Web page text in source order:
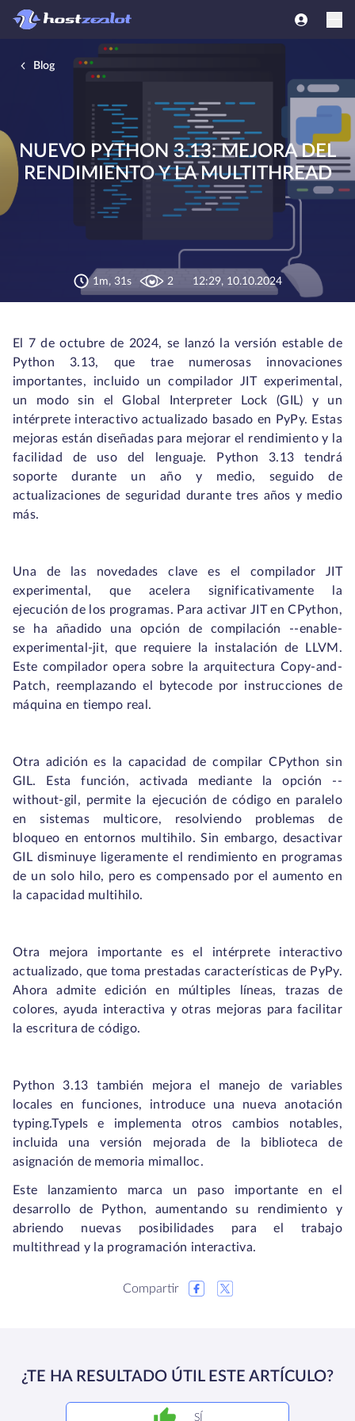
Blog
NUEVO PYTHON 3.13: MEJORA DEL
RENDIMIENTO Y LA MULTITHREAD
1m, 31s 2 12:29, 10.10.2024
El 7 de octubre de 2024, se lanzó la versión estable de
Python 3.13, que trae numerosas innovaciones
importantes, incluido un compilador JIT experimental,
un modo sin el Global Interpreter Lock (GIL) y un
intérprete interactivo actualizado basado en PyPy. Estas
mejoras están diseñadas para mejorar el rendimiento y la
facilidad de uso del lenguaje. Python 3.13 tendrá
soporte durante un año y medio, seguido de
actualizaciones de seguridad durante tres años y medio
más.
Una de las novedades clave es el compilador JIT
experimental, que acelera significativamente la
ejecución de los programas. Para activar JIT en CPython,
se ha añadido una opción de compilación --enable-
experimental-jit, que requiere la instalación de LLVM.
Este compilador opera sobre la arquitectura Copy-and-
Patch, reemplazando el bytecode por instrucciones de
máquina en tiempo real.
Otra adición es la capacidad de compilar CPython sin
GIL. Esta función, activada mediante la opción --
without-gil , permite la ejecución de código en paralelo
en sistemas multicore, resolviendo problemas de
bloqueo en entornos multihilo. Sin embargo, desactivar
GIL disminuye ligeramente el rendimiento en programas
de un solo hilo, pero es compensado por el aumento en
la capacidad multihilo.
Otra mejora importante es el intérprete interactivo
actualizado, que toma prestadas características de PyPy.
Ahora admite edición en múltiples líneas, trazas de
colores, ayuda interactiva y otras mejoras para facilitar
la escritura de código.
Python 3.13 también mejora el manejo de variables
locales en funciones, introduce una nueva anotación
typing.TypeIs e implementa otros cambios notables,
incluida una versión mejorada de la biblioteca de
asignación de memoria mimalloc.
Este lanzamiento marca un paso importante en el
desarrollo de Python, aumentando su rendimiento y
abriendo nuevas posibilidades para el trabajo
multithread y la programación interactiva.
Compartir
¿TE HA RESULTADO ÚTIL ESTE ARTÍCULO?
SÍ